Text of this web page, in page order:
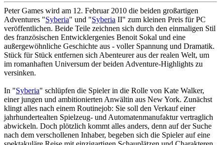
Peter Games wird am 12. Februar 2010 die beiden großartigen
Adventures "Syberia" und "Syberia II" zum kleinen Preis für PC
veröffentlichen. Beide Teile zeichnen sich durch den einmaligen Stil
des französischen Entwicklergenies Benoit Sokal und eine
außergewöhnliche Geschichte aus - voller Spannung und Dramatik.
Stück für Stück entfernen sich Abenteurer aus der realen Welt, um
im romanhaften Universum der beiden Adventure-Highlights zu
versinken.
In "Syberia" schlüpfen die Spieler in die Rolle von Kate Walker,
einer jungen und ambitionierten Anwältin aus New York. Zunächst
klingt alles nach einem Routinejob: Sie soll den Verkauf einer
jahrhundertealten Spielzeug- und Automatenmanufaktur vertraglich
abwickeln. Doch plötzlich kommt alles anders, denn auf der Suche
nach dem verschollenen Inhaber, begeben sich die Spieler auf eine